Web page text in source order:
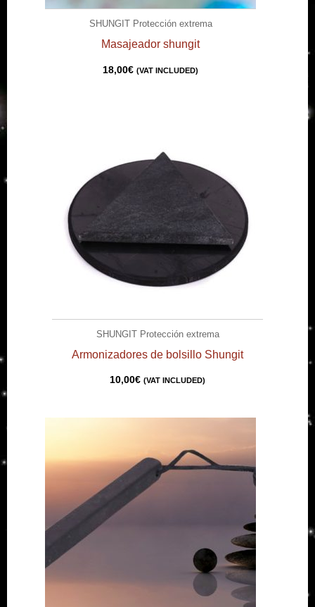
SHUNGIT Protección extrema
Masajeador shungit
18,00€ (VAT INCLUDED)
SHUNGIT Protección extrema
Armonizadores de bolsillo Shungit
10,00€ (VAT INCLUDED)